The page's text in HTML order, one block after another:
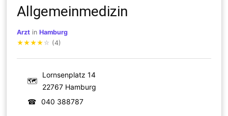
Allgemeinmedizin
Arzt inHamburg
★★★★ ☆ (4)
🗺
Lornsenplatz 14
22767 Hamburg
☎
040 388787